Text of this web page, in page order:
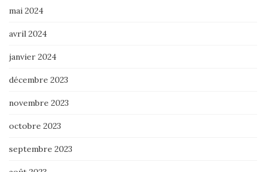
mai 2024
avril 2024
janvier 2024
décembre 2023
novembre 2023
octobre 2023
septembre 2023